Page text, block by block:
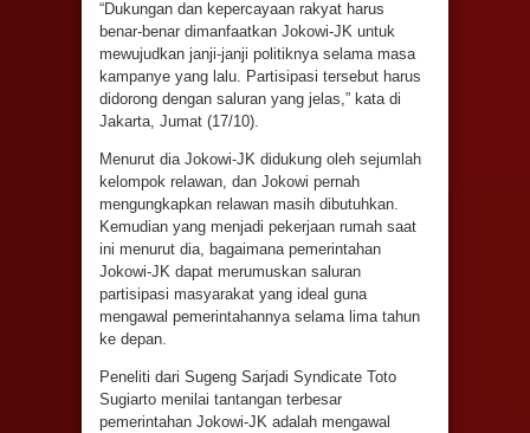
“Dukungan dan kepercayaan rakyat harus
benar-benar dimanfaatkan Jokowi-JK untuk
mewujudkan janji-janji politiknya selama masa
kampanye yang lalu. Partisipasi tersebut harus
didorong dengan saluran yang jelas,” kata di
Jakarta, Jumat (17/10).
Menurut dia Jokowi-JK didukung oleh sejumlah
kelompok relawan, dan Jokowi pernah
mengungkapkan relawan masih dibutuhkan.
Kemudian yang menjadi pekerjaan rumah saat
ini menurut dia, bagaimana pemerintahan
Jokowi-JK dapat merumuskan saluran
partisipasi masyarakat yang ideal guna
mengawal pemerintahannya selama lima tahun
ke depan.
Peneliti dari Sugeng Sarjadi Syndicate Toto
Sugiarto menilai tantangan terbesar
pemerintahan Jokowi-JK adalah mengawal